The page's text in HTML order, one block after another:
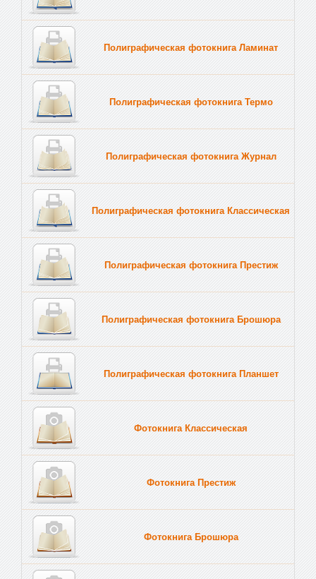
Полиграфическая фотокнига Ламинат
Полиграфическая фотокнига Термо
Полиграфическая фотокнига Журнал
Полиграфическая фотокнига Классическая
Полиграфическая фотокнига Престиж
Полиграфическая фотокнига Брошюра
Полиграфическая фотокнига Планшет
Фотокнига Классическая
Фотокнига Престиж
Фотокнига Брошюра